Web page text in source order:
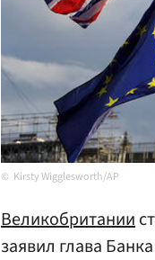
Kirsty Wigglesworth/AP
Великобритании
заявил глава